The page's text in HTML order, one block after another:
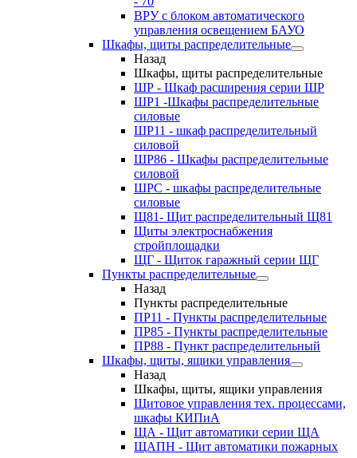
ВРУ с блоком автоматического
управления освещением БАУО
Шкафы, щиты распределительные
Назад
Шкафы, щиты распределительные
ШР - Шкаф расширения серии ШР
ШР1 -Шкафы распределительные
силовые
ШР11 - шкаф распределительный
силовой
ШР86 - Шкафы распределительные
силовой
ШРС - шкафы распределительные
силовые
Щ81- Щит распределительный Щ81
Щиты электроснабжения
стройплощадки
ЩГ - Щиток гаражный серии ЩГ
Пункты распределительные
Назад
Пункты распределительные
ПР11 - Пункты распределительные
ПР85 - Пункты распределительные
ПР88 - Пункт распределительный
Шкафы, щиты, ящики управления
Назад
Шкафы, щиты, ящики управления
Щитовое управления тех. процессами,
шкафы КИПиА
ЩА - Щит автоматики серии ЩА
ЩАПН - Щит автоматики пожарных